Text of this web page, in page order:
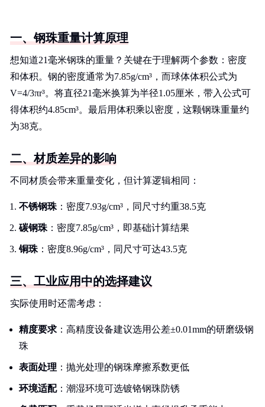
一、钢珠重量计算原理
想知道21毫米钢珠的重量？关键在于理解两个参数：密度
和体积。钢的密度通常为7.85g/cm³，而球体体积公式为
V=4/3πr³。将直径21毫米换算为半径1.05厘米，带入公式可
得体积约4.85cm³。最后用体积乘以密度，这颗钢珠重量约
为38克。
二、材质差异的影响
不同材质会带来重量变化，但计算逻辑相同：
不锈钢珠 ：密度7.93g/cm³，同尺寸约重38.5克
碳钢珠 ：密度7.85g/cm³，即基础计算结果
铜珠 ：密度8.96g/cm³，同尺寸可达43.5克
三、工业应用中的选择建议
实际使用时还需考虑：
精度要求 ：高精度设备建议选用公差±0.01mm的研磨级钢
珠
表面处理 ：抛光处理的钢珠摩擦系数更低
环境适配：潮湿环境可选镀铬钢珠防锈